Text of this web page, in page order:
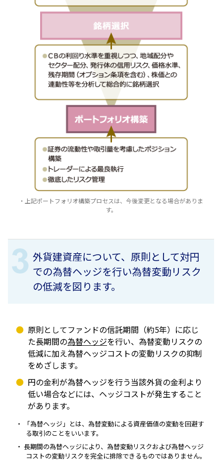
・上記ポートフォリオ構築プロセスは、今後変更となる場合がありま
す。
外貨建資産について、原則として対円
での為替ヘッジを行い為替変動リスク
の低減を図ります。
原則としてファンドの信託期間（約5年）に応じ
た長期間の為替ヘッジを行い、為替変動リスクの
低減に加え為替ヘッジコストの変動リスクの抑制
をめざします。
円の金利が為替ヘッジを行う当該外貨の金利より
低い場合などには、ヘッジコストが発生すること
があります。
「為替ヘッジ」とは、為替変動による資産価値の変動を回避す
る取引のことをいいます。
長期間の為替ヘッジにより、為替変動リスクおよび為替ヘッジ
コストの変動リスクを完全に排除できるものではありません。